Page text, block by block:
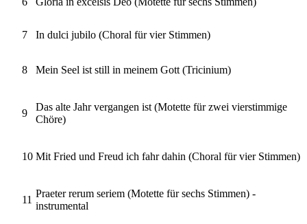
7 In dulci jubilo (Choral für vier Stimmen)
8 Mein Seel ist still in meinem Gott (Tricinium)
9
Das alte Jahr vergangen ist (Motette für zwei vierstimmige
Chöre)
10 Mit Fried und Freud ich fahr dahin (Choral für vier Stimmen)
11
Praeter rerum seriem (Motette für sechs Stimmen) -
instrumental